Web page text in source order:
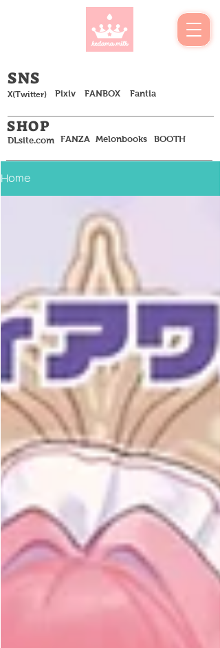
​SNS
​X(Twitter) Pixiv Fantia
FANBOX
SHOP
DLsite.com FANZA Melonbooks BOOTH
Home